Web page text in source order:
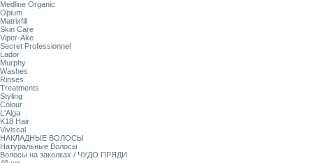
Medline Organic
Opium
Matrixfill
Skin Care
Viper-Ake
Secret Professionnel
Lador
Murphy
Washes
Rinses
Treatments
Styling
Colour
L'Alga
K18 Hair
Viviscal
НАКЛАДНЫЕ ВОЛОСЫ
Натуральные Волосы
Волосы на заколках / ЧУДО ПРЯДИ